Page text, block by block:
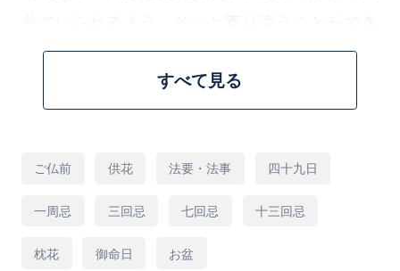
すべて見る
るのがグリーフケアフラワーの魅力です。
大輪の百合が入った華やかなアレンジメントで
ルコキキョウ・カーネーションは他の切花に比
ご仏前 供花 法要・法事 四十九日
一周忌 三回忌 七回忌 十三回忌
枕花 御命日 お盆